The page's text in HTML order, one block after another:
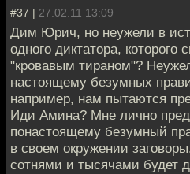
#37 | 27.02.11 13:09
Дим Юрич, но неужели в
одного диктатора, которого
"кровавым тираном"?
настоящему безумных
например, нам пытаются
Иди Амина? Мне лично
понастоящему безумный
в своем окружении
сотнями и тысячами будет